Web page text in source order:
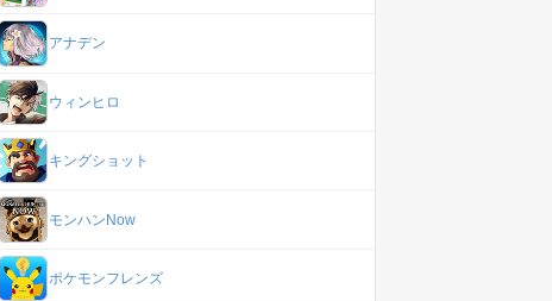
アナデン
ウィンヒロ
キングショット
モンハンNow
ポケモンフレンズ